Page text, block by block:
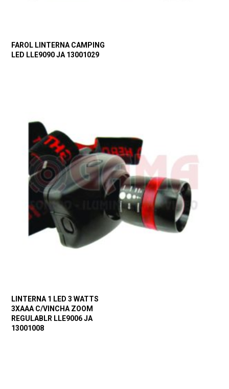
FAROL LINTERNA CAMPING
LED LLE9090 JA 13001029
LINTERNA 1 LED 3 WATTS
3XAAA C/VINCHA ZOOM
REGULABLR LLE9006 JA
13001008